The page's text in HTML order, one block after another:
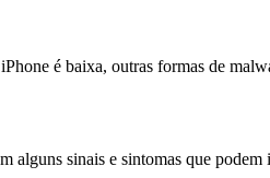
é baixa, outras formas de
alguns sinais e sintomas que